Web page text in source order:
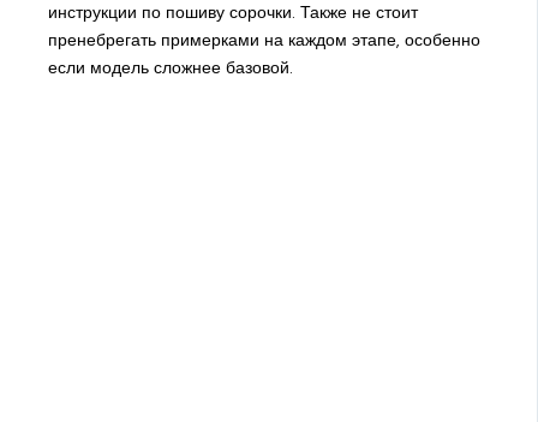
инструкции по пошиву сорочки. Также не стоит
пренебрегать примерками на каждом этапе, особенно
если модель сложнее базовой.